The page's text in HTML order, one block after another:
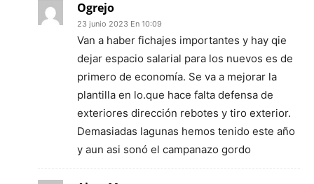
Ogrejo
23 junio 2023 En 10:09
Van a haber fichajes importantes y hay qie
dejar espacio salarial para los nuevos es de
primero de economía. Se va a mejorar la
plantilla en lo.que hace falta defensa de
exteriores dirección rebotes y tiro exterior.
Demasiadas lagunas hemos tenido este año
y aun asi sonó el campanazo gordo